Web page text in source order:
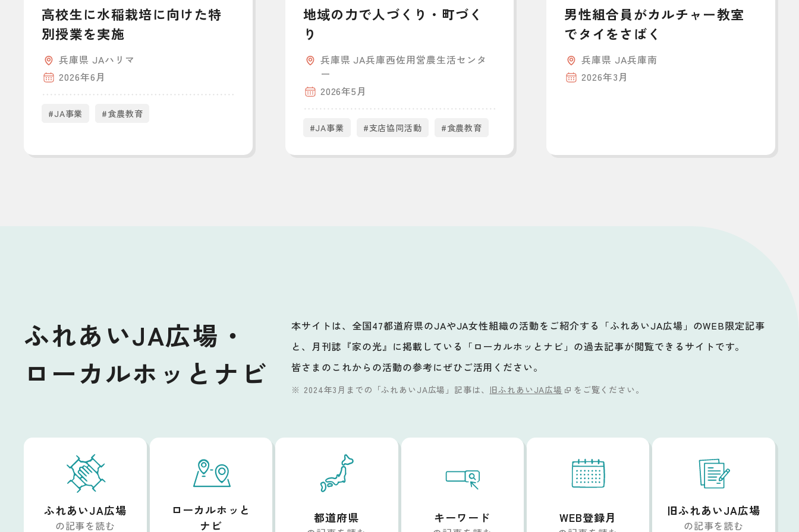
高校生に水稲栽培に向けた特
別授業を実施
兵庫県 JAハリマ
2026年6月
#JA事業 #食農教育
地域の力で人づくり・町づく
り
兵庫県 JA兵庫西佐用営農生活センタ
ー
2026年5月
#JA事業 #支店協同活動 #食農教育
男性組合員がカルチャー教室
でタイをさばく
兵庫県 JA兵庫南
2026年3月
ふれあいJA広場・
ローカルホッとナビ
本サイトは、全国47都道府県のJAやJA女性組織の活動をご紹介する「ふれあいJA広場」のWEB限定記事
と、月刊誌『家の光』に掲載している「ローカルホッとナビ」の過去記事が閲覧できるサイトです。
皆さまのこれからの活動の参考にぜひご活用ください。
2024年3月までの「ふれあいJA広場」記事は、 旧ふれあいJA広場 をご覧ください。
ふれあいJA広場
の記事を読む
ローカルホッと
ナビ
都道府県 キーワード WEB登録月 旧ふれあいJA広場
の記事を読む